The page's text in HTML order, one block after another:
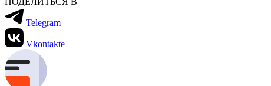
Telegram
Vkontakte